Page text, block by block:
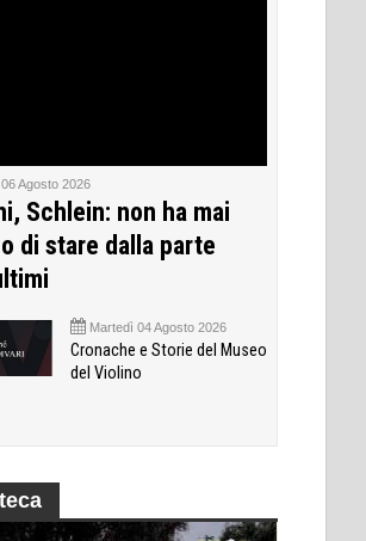
Agosto 2026
Schlein: non ha mai
di stare dalla parte
Martedì 04 Agosto 2026
Cronache e Storie del Museo
del Violino